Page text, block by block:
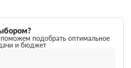
03 марта 2026
утеплителей но помогли
быстро связались и помогли
поможем подобрать оптимальное
и бюджет